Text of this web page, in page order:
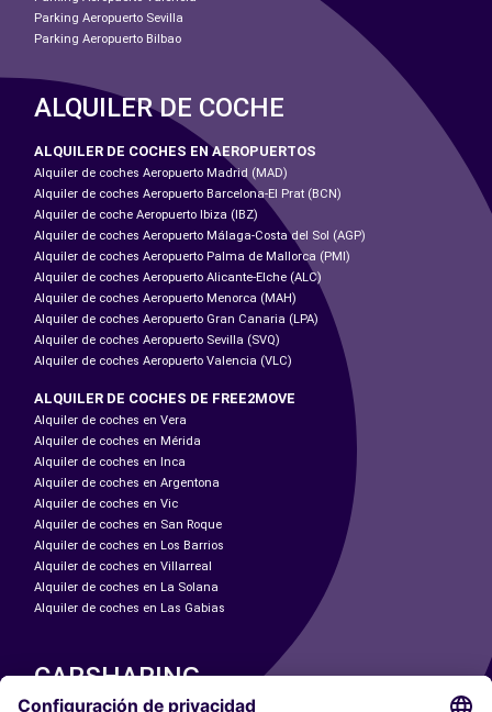
Parking Aeropuerto Sevilla
Parking Aeropuerto Bilbao
ALQUILER DE COCHE
ALQUILER DE COCHES EN AEROPUERTOS
Alquiler de coches Aeropuerto Madrid (MAD)
Alquiler de coches Aeropuerto Barcelona-El Prat (BCN)
Alquiler de coche Aeropuerto Ibiza (IBZ)
Alquiler de coches Aeropuerto Málaga-Costa del Sol (AGP)
Alquiler de coches Aeropuerto Palma de Mallorca (PMI)
Alquiler de coches Aeropuerto Alicante-Elche (ALC)
Alquiler de coches Aeropuerto Menorca (MAH)
Alquiler de coches Aeropuerto Gran Canaria (LPA)
Alquiler de coches Aeropuerto Sevilla (SVQ)
Alquiler de coches Aeropuerto Valencia (VLC)
ALQUILER DE COCHES DE FREE2MOVE
Alquiler de coches en Vera
Alquiler de coches en Mérida
Alquiler de coches en Inca
Alquiler de coches en Argentona
Alquiler de coches en Vic
Alquiler de coches en San Roque
Alquiler de coches en Los Barrios
Alquiler de coches en Villarreal
Alquiler de coches en La Solana
Alquiler de coches en Las Gabias
CARSHARING